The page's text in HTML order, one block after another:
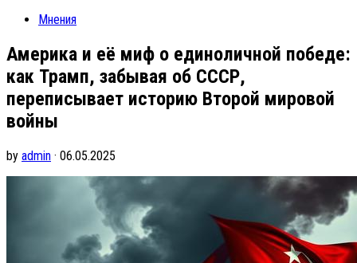
Мнения
Америка и её миф о единоличной победе:
как Трамп, забывая об СССР,
переписывает историю Второй мировой
войны
by admin · 06.05.2025